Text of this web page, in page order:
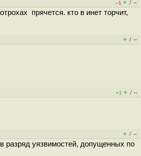
–1 + / –
прячется. кто в инет торчит,
+ / –
+1 + / –
+ / –
разряд уязвимостей, допущенных по